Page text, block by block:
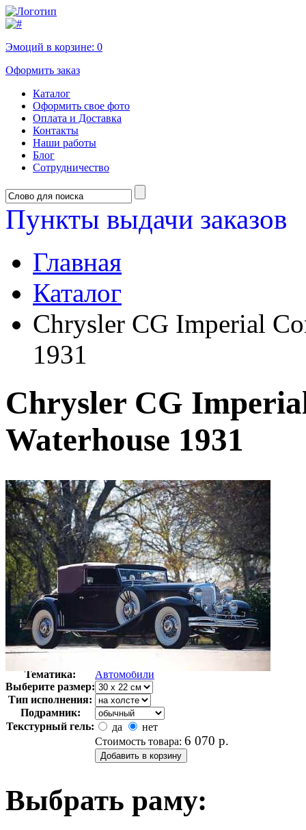
Эмоций в корзине: 0
Оформить заказ
Каталог
Оформить свое фото
Оплата и Доставка
Контакты
Наши работы
Блог
Сотрудничество
Пункты выдачи заказов
Главная
Каталог
Chrysler CG Imperial
1931
Chrysler CG
Waterhouse 1931
Автор:
Неизвестно
Тематика:
Автомобили
Выберите размер:
Тип исполнения:
Подрамник:
Текстурный гель:
да
нет
Стоимость товара: 6 070 р.
Выбрать раму: